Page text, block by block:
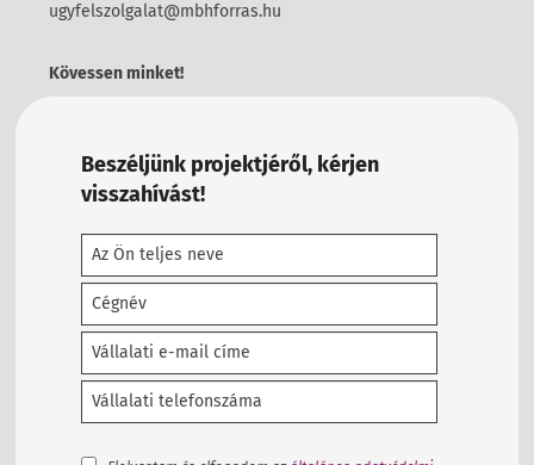
ugyfelszolgalat@mbhforras.hu
Kövessen minket!
Beszéljünk projektjéről, kérjen
visszahívást!